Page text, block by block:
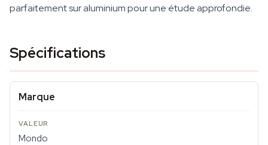
parfaitement sur aluminium pour une étude approfondie.
Spécifications
Marque
Mondo